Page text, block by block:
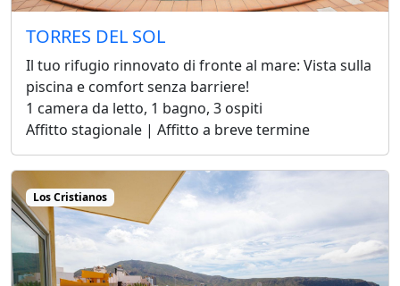
TORRES DEL SOL
Il tuo rifugio rinnovato di fronte al mare: Vista sulla
piscina e comfort senza barriere!
1 camera da letto, 1 bagno, 3 ospiti
Affitto stagionale | Affitto a breve termine
Los Cristianos